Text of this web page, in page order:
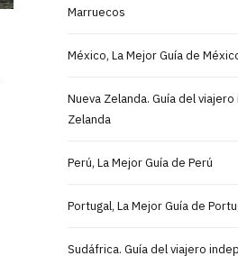
Marruecos
México, La Mejor Guía de
Nueva Zelanda. Guía del
Zelanda
Perú, La Mejor Guía de Perú
Portugal, La Mejor Guía de
Sudáfrica. Guía del viajero